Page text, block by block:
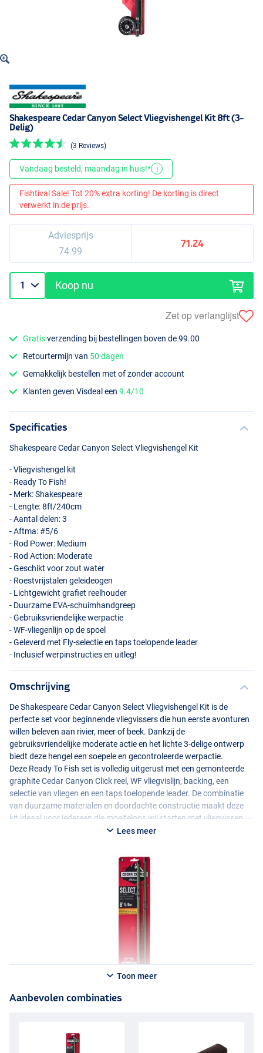
Shakespeare Cedar Canyon Select Vliegvishengel Kit 8ft (3-
Delig)
(3 Reviews)
Vandaag besteld, maandag in huis!* i
Fishtival Sale! Tot 20% extra korting! De korting is direct
verwerkt in de prijs.
Adviesprijs
74.99
71.24
Koop nu
Zet op verlanglijst
Gratisverzending bij bestellingen boven de 99.00
Retourtermijn van 50 dagen
Gemakkelijk bestellen met of zonder account
Klanten geven Visdeal een9.4/10
Specificaties
Shakespeare Cedar Canyon Select Vliegvishengel Kit
- Vliegvishengel kit
- Ready To Fish!
- Merk: Shakespeare
- Lengte: 8ft/240cm
- Aantal delen: 3
- Aftma: #5/6
- Rod Power: Medium
- Rod Action: Moderate
- Geschikt voor zout water
- Roestvrijstalen geleideogen
- Lichtgewicht grafiet reelhouder
- Duurzame EVA-schuimhandgreep
- Gebruiksvriendelijke werpactie
- WF-vliegenlijn op de spoel
- Geleverd met Fly-selectie en taps toelopende leader
- Inclusief werpinstructies en uitleg!
Omschrijving
De Shakespeare Cedar Canyon Select Vliegvishengel Kit is de
perfecte set voor beginnende vliegvissers die hun eerste avonturen
willen beleven aan rivier, meer of beek. Dankzij de
gebruiksvriendelijke moderate actie en het lichte 3-delige ontwerp
biedt deze hengel een soepele en gecontroleerde werpactie.
Deze Ready To Fish set is volledig uitgerust met een gemonteerde
graphite Cedar Canyon Click reel, WF vliegvislijn, backing, een
selectie van vliegen en een taps toelopende leader. De combinatie
van duurzame materialen en doordachte constructie maakt deze
kit ideaal voor iedereen die moeiteloos wil starten met vliegvissen.
Lees meer
Toon meer
Aanbevolen combinaties